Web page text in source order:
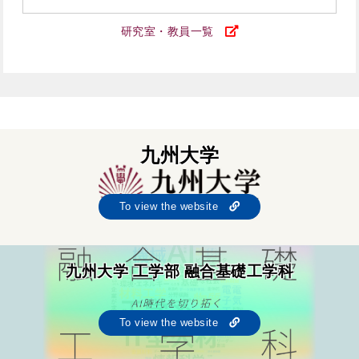
研究室・教員一覧
九州大学
To view the website
九州大学 工学部 融合基礎工学科
To view the website